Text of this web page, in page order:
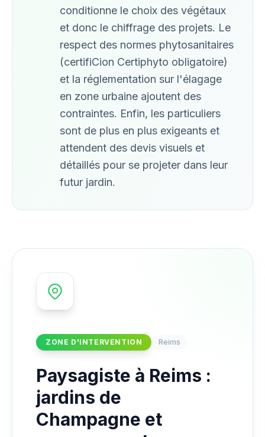
conditionne le choix des végétaux
et donc le chiffrage des projets. Le
respect des normes phytosanitaires
(certifiCion Certiphyto obligatoire)
et la réglementation sur l'élagage
en zone urbaine ajoutent des
contraintes. Enfin, les particuliers
sont de plus en plus exigeants et
attendent des devis visuels et
détaillés pour se projeter dans leur
futur jardin.
ZONE D'INTERVENTION Reims
Paysagiste à Reims :
jardins de
Champagne et